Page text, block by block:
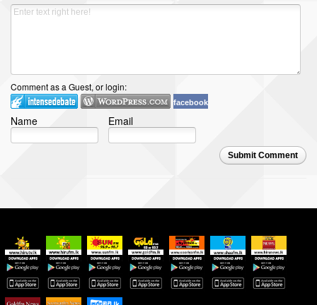
Comment as a Guest, or login:
facebook
Name Email
Submit Comment